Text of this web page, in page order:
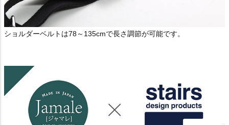
ショルダーベルトは78～135cmで長さ調節が可能です。